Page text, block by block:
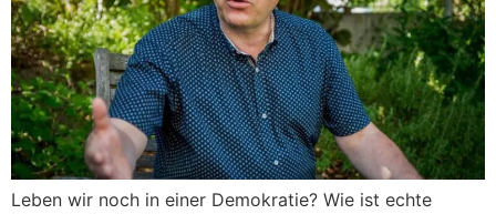
Leben wir noch in einer Demokratie? Wie ist echte